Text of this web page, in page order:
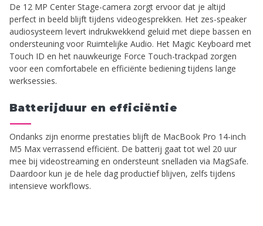
De 12 MP Center Stage-camera zorgt ervoor dat je altijd
perfect in beeld blijft tijdens videogesprekken. Het zes-speaker
audiosysteem levert indrukwekkend geluid met diepe bassen en
ondersteuning voor Ruimtelijke Audio. Het Magic Keyboard met
Touch ID en het nauwkeurige Force Touch-trackpad zorgen
voor een comfortabele en efficiënte bediening tijdens lange
werksessies.
Batterijduur en efficiëntie
Ondanks zijn enorme prestaties blijft de MacBook Pro 14-inch
M5 Max verrassend efficiënt. De batterij gaat tot wel 20 uur
mee bij videostreaming en ondersteunt snelladen via MagSafe.
Daardoor kun je de hele dag productief blijven, zelfs tijdens
intensieve workflows.